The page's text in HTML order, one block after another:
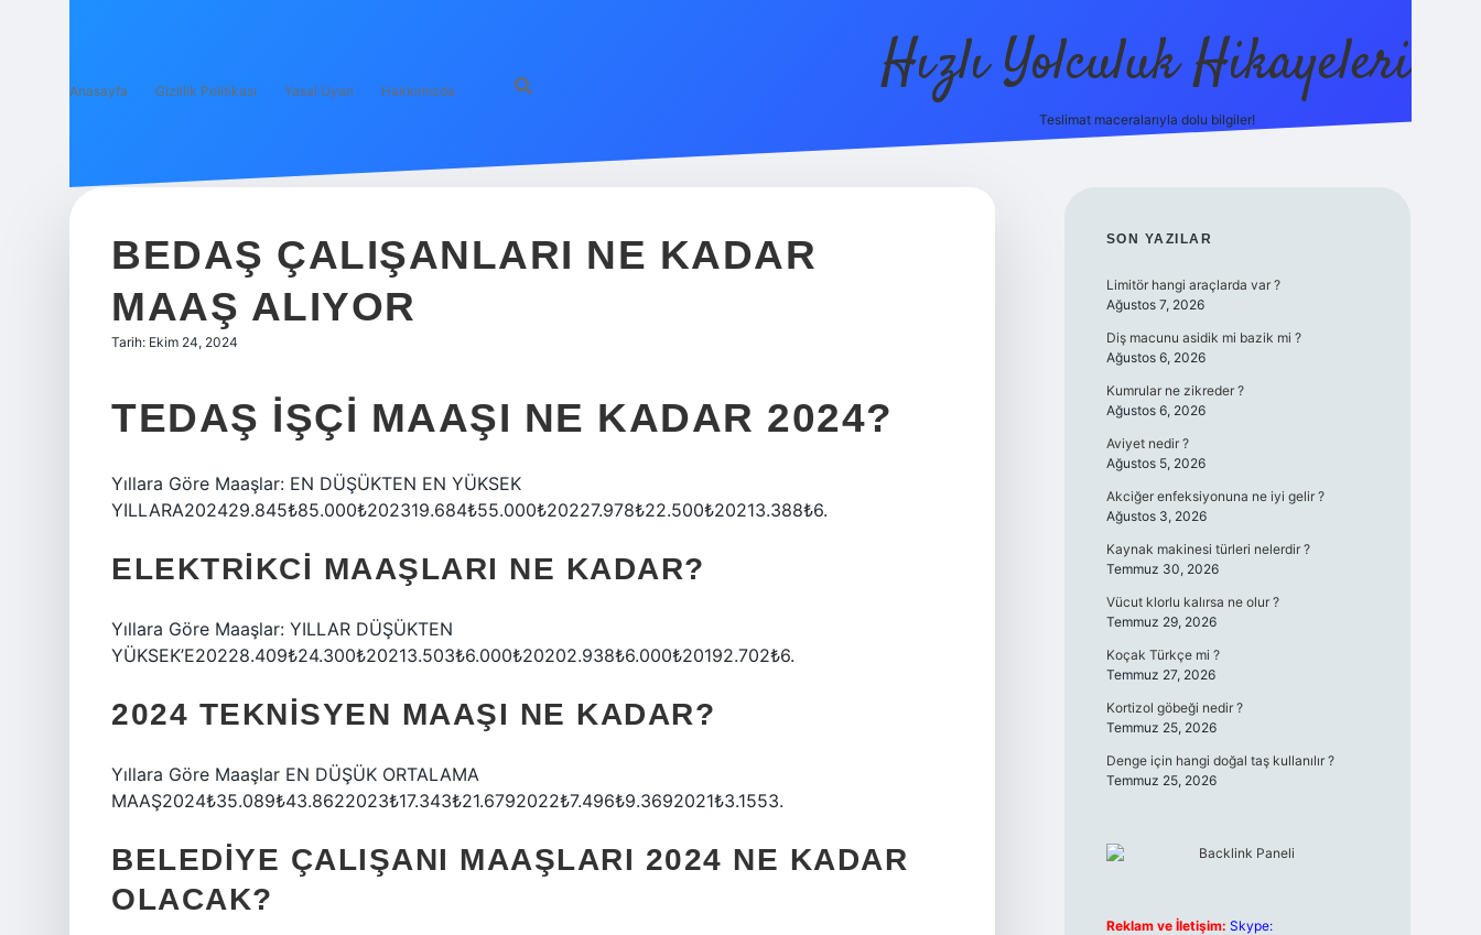
Anasayfa Gizlilik Politikası Yasal Uyarı Hakkımızda Hızlı Yolculuk Hikayeleri
Teslimat maceralarıyla dolu bilgiler!
BEDAŞ ÇALIŞANLARI NE KADAR
MAAŞ ALIYOR
Tarih: Ekim 24, 2024
TEDAŞ IŞÇI MAAŞI NE KADAR 2024?
Yıllara Göre Maaşlar: EN DÜŞÜKTEN EN YÜKSEK
YILLARA202429.845₺85.000₺202319.684₺55.000₺20227.978₺22.500₺20213.388₺6.
ELEKTRIKCI MAAŞLARI NE KADAR?
Yıllara Göre Maaşlar: YILLAR DÜŞÜKTEN
YÜKSEK’E20228.409₺24.300₺20213.503₺6.000₺20202.938₺6.000₺20192.702₺6.
2024 TEKNISYEN MAAŞI NE KADAR?
Yıllara Göre Maaşlar EN DÜŞÜK ORTALAMA
MAAŞ2024₺35.089₺43.8622023₺17.343₺21.6792022₺7.496₺9.3692021₺3.1553.
BELEDIYE ÇALIŞANI MAAŞLARI 2024 NE KADAR
OLACAK?
SIDEBAR
SON YAZILAR
Limitör hangi araçlarda var ?
Ağustos 7, 2026
Diş macunu asidik mi bazik mi ?
Ağustos 6, 2026
Kumrular ne zikreder ?
Ağustos 6, 2026
Aviyet nedir ?
Ağustos 5, 2026
Akciğer enfeksiyonuna ne iyi gelir ?
Ağustos 3, 2026
Kaynak makinesi türleri nelerdir ?
Temmuz 30, 2026
Vücut klorlu kalırsa ne olur ?
Temmuz 29, 2026
Koçak Türkçe mi ?
Temmuz 27, 2026
Kortizol göbeği nedir ?
Temmuz 25, 2026
Denge için hangi doğal taş kullanılır ?
Temmuz 25, 2026
Reklam ve İletişim: Skype: